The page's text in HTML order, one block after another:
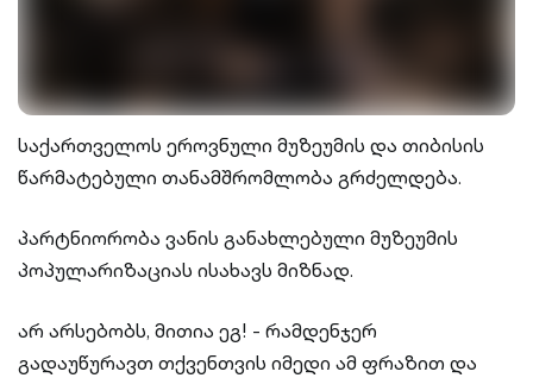
საქართველოს ეროვნული მუზეუმის და თიბისის
წარმატებული თანამშრომლობა გრძელდება.
პარტნიორობა ვანის განახლებული მუზეუმის
პოპულარიზაციას ისახავს მიზნად.
არ არსებობს, მითია ეგ! - რამდენჯერ
გადაუწურავთ თქვენთვის იმედი ამ ფრაზით და